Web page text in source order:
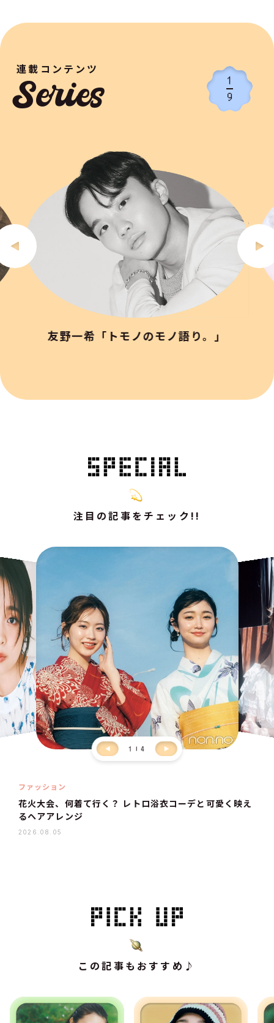
連載コンテンツ
Series
友野一希「トモノのモノ語り。」
1
9
注目の記事をチェック!!
1 4
ファッション
花火大会、何着て行く？ レトロ浴衣コーデと可愛く映え
るヘアアレンジ
2026.08.05
この記事もおすすめ♪